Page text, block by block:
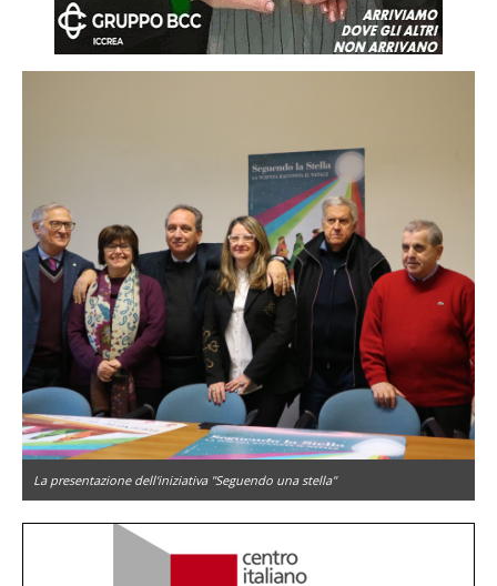
La presentazione dell'iniziativa "Seguendo una stella"